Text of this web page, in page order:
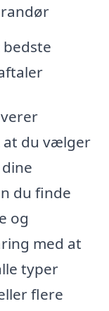
at du vælger
du finde
og
med at
typer
flere